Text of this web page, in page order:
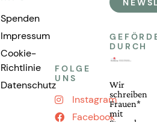
Spenden
Impressum
Cookie-
Richtlinie
Datenschutz
FOLGE
UNS
Instagram
Facebook
DURCH
Wir
schreiben
Frauen*
mit